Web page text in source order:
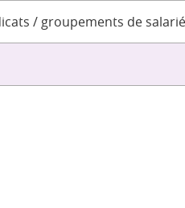
/ groupements de